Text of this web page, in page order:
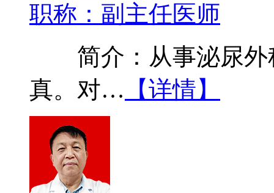
职称：副主任医师
简介：从事泌尿外
真。对… 【详情】